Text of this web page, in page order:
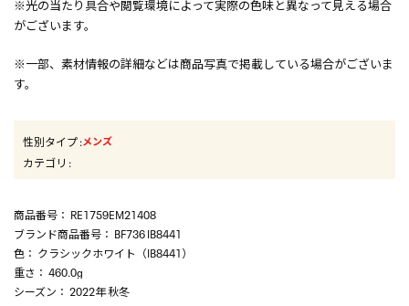
※光の当たり具合や閲覧環境によって実際の色味と異なって見える場合
がございます。
※一部、素材情報の詳細などは商品写真で掲載している場合がございま
す。
性別タイプ:メンズ
カテゴリ :
商品番号 ： RE1759EM21408
ブランド商品番号 ： BF736 IB8441
色 ： クラシックホワイト（IB8441）
重さ ： 460.0g
シーズン ： 2022年 秋冬